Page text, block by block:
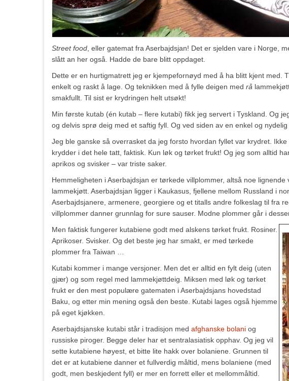
Street food , eller gatemat fra Aserbajdsjan! Det er sjelden vare i Norge,
slått an her også. Hadde de bare blitt oppdaget.
Dette er en hurtigmatrett jeg er kjempefornøyd med å ha blitt kjent med.
enkelt og raskt å lage. Og teknikken med å fylle deigen med rå
smakfullt. Til sist er krydringen helt utsøkt!
Min første kutab (én kutab – flere kutabi) fikk jeg servert i Tyskland. Og
og delvis sprø deig med et saftig fyll. Og ved siden av en enkel og nydelig
Jeg ble ganske så overrasket da jeg forsto hvordan fyllet var krydret.
krydder i det hele tatt, faktisk. Kun løk og tørket frukt! Og jeg som alltid
aprikos og svisker – var triste saker.
Hemmeligheten i Aserbajdsjan er tørkede villplommer, altså noe
lammekjøtt. Aserbajdsjan ligger i Kaukasus, fjellene mellom Russland i
Aserbajdsjanere, armenere, georgiere og et titalls andre folkeslag til fra
villplommer danner grunnlag for sure sauser. Modne plommer går i
Men faktisk fungerer kutabiene godt med alskens tørket frukt. Rosiner.
Aprikoser. Svisker. Og det beste jeg har smakt, er med tørkede
plommer fra Taiwan …
Kutabi kommer i mange versjoner. Men det er alltid en fylt deig (uten
gjær) og som regel med lammekjøttdeig. Miksen med løk og tørket
frukt er den mest populære gatematen i Aserbajdsjans hovedstad
Baku, og etter min mening også den beste. Kutabi lages også hjemme
på eget kjøkken.
Aserbajdsjanske kutabi står i tradisjon med afghanske bolani og
russiske piroger. Begge deler har et sentralasiatisk opphav. Og jeg vil
sette kutabiene høyest, et bitte lite hakk over bolaniene. Grunnen til
det er at kutabiene danner et fullverdig måltid, mens bolaniene (med
godt, men beskjedent fyll) er mer en forrett eller et mellommåltid.